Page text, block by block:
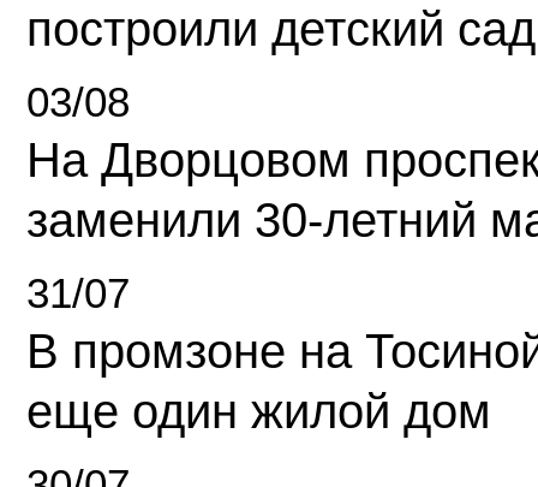
построили детский сад
03/08
На Дворцовом
заменили 30-летний
31/07
В промзоне на
еще один жилой дом